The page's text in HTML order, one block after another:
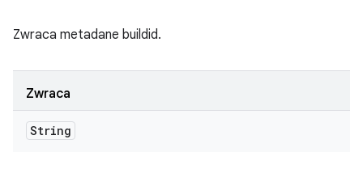
Zwraca metadane buildid.
Zwraca
String